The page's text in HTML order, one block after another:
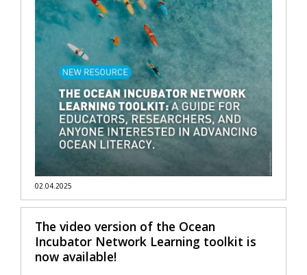
02.04.2025
The video version of the Ocean
Incubator Network Learning toolkit is
now available!